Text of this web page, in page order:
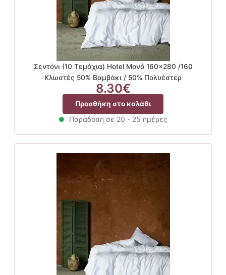
Σεντόνι (10 Τεμάχια) Hotel Μονό 160×280 /160
Κλωστές 50% Βαμβάκι / 50% Πολυέστερ
8.30€
Προσθήκη στο καλάθι
Παράδοση σε 20 - 25 ημέρες